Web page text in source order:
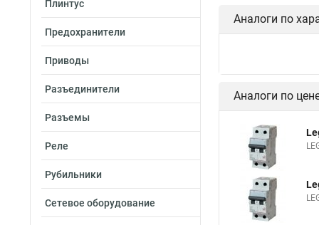
Плинтус
Предохранители
Приводы
Разъединители
Разъемы
Реле
Рубильники
Сетевое оборудование
Аналоги по
Аналоги по